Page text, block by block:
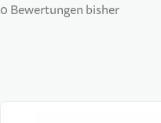
0 Bewertungen bisher